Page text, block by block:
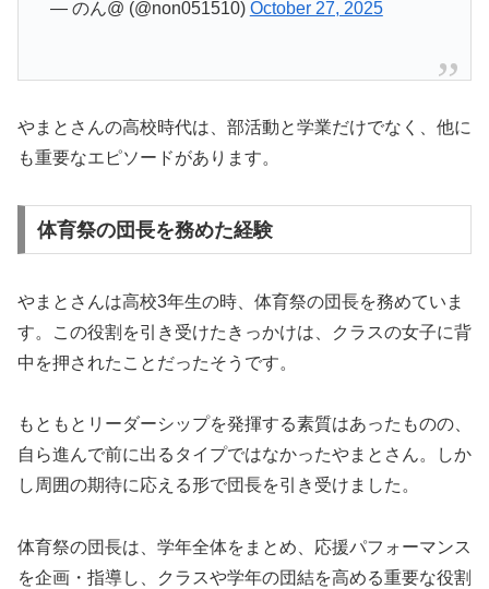
— のん@ (@non051510) October 27, 2025
やまとさんの高校時代は、部活動と学業だけでなく、他に
も重要なエピソードがあります。
体育祭の団長を務めた経験
やまとさんは高校3年生の時、体育祭の団長を務めていま
す。この役割を引き受けたきっかけは、クラスの女子に背
中を押されたことだったそうです。
もともとリーダーシップを発揮する素質はあったものの、
自ら進んで前に出るタイプではなかったやまとさん。しか
し周囲の期待に応える形で団長を引き受けました。
体育祭の団長は、学年全体をまとめ、応援パフォーマンス
を企画・指導し、クラスや学年の団結を高める重要な役割